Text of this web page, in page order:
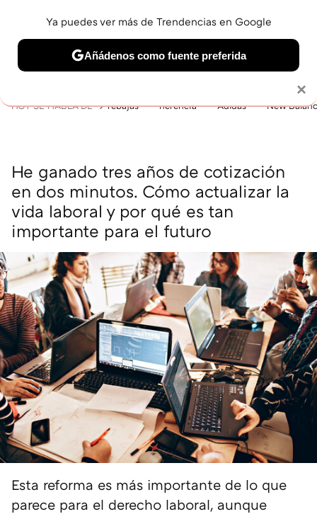
BELLEZA SHOPPING VIAJES GASTRO SNEAKERS
HOY SE HABLA DE rebajas herencia Adidas New
He ganado tres años de cotización
en dos minutos. Cómo actualizar la
vida laboral y por qué es tan
importante para el futuro
Esta reforma es más importante de lo que
parece para el derecho laboral, aunque
×
Ya puedes ver más de Trendencias en Google
Añádenos como fuente preferida